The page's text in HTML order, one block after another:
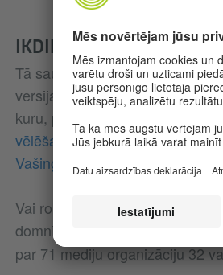
IKDIENAS DZĪVĒ IENĀK
Tā sauktā "robo-reportāža"
versijas dažādiem plašsaziņas
kuru, piemēram, interesē
vēlēšanu rezultāti
visās
Vašingtonā
Vai roboti tiešām pārņem
domnīcas
vadītājs Čārlijs
par 71 mediju organizāciju 32